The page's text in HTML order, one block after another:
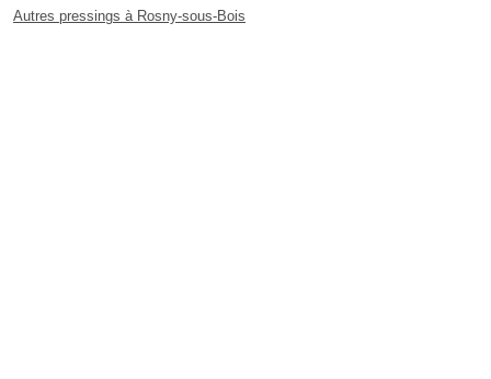
Autres pressings à Rosny-sous-Bois